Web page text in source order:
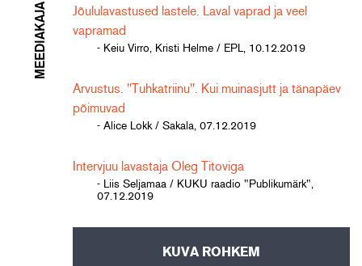
MEEDIAKAJA
Jõululavastused lastele. Laval vaprad ja veel
vapramad
- Keiu Virro, Kristi Helme / EPL, 10.12.2019
Arvustus. "Tuhkatriinu". Kui muinasjutt ja tänapäev
põimuvad
- Alice Lokk / Sakala, 07.12.2019
Intervjuu lavastaja Oleg Titoviga
- Liis Seljamaa / KUKU raadio "Publikumärk",
07.12.2019
KUVA ROHKEM